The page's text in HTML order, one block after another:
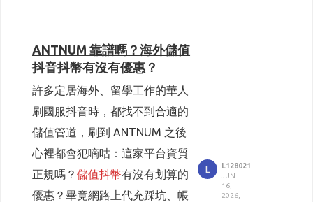
定等狀況，而且私人交易沒有任
第三種是營運多年的正規跨境儲
值平台，也是現階段最適合海外
度、助力主播冲榜。
个人实用小建议
本次粉丝节活动周期有限，有长
期送礼、养粉丝灯牌需求的朋
友，可以错峰提前囤抖币，避开
夜间充值高峰期，减少等待到账
时间；
合穩定性、價格、售後最合適海
外粉絲節囤幣需求的平台，優勢
全部是親身實測體驗：
長期穩定低定價，無任何隱藏
消費
不用蹲節日滿減、限時促銷，不
論小額補充抖幣或是粉絲節大額
囤貨，頁面標價即最終付款金
款不到账的情况，24小时在线客
服，要是遇到延迟直接发订单号
就能快速处理，对香港海外用户
特别友好。
号触发风控）
不管用什么渠道做douyin充值，
这几条红线千万不要碰，很容易
导致账号被限制消费：
打開克拉克拉 APP，點右下角
「我的」→進入「設定」，頁面
會顯示專屬克拉 ID，長按文字
直接複製，千萬不要輸入錯誤，
充錯帳號無法退還。
步驟 2：進入 ANTNUM 克拉克
拉儲值頁
打開官網對應商品頁，找到「克
拉克拉紅豆儲值」分類，依據需
Apple’s regional
verification system.
Changing your network
location alone will not fix
regional mismatch errors
during redemption.
Based on these rules, a US
iTunes Card is mandatory for
any US-region Apple ID. If you
私人代充风险极高
①選擇海外儲值平台ANTNUM
螞蟻數字，進入官網連結
antnum.com/goods/info/apple
即可抵達專屬購買頁面。
②選擇卡片地區：支援中國區卡
密、日本卡密、美國卡密、加拿
大卡密、台灣區卡密。
③挑選儲值面額套餐：不同國家
地區卡片面額皆不同，依照頁面
ANTNUM 靠譜嗎？海外儲值
抖音抖幣有沒有優惠？
許多定居海外、留學工作的華人
刷國服抖音時，都找不到合適的
儲值管道，刷到 ANTNUM 之後
心裡都會犯嘀咕：這家平台資質
正規嗎？ 儲值抖幣有沒有划算的
優惠？畢竟網路上代充踩坑、帳
L
L128021
JUN
16,
2026,